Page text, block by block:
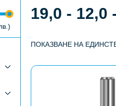
19,0 - 12,0
ПОКАЗВАНЕ НА
)